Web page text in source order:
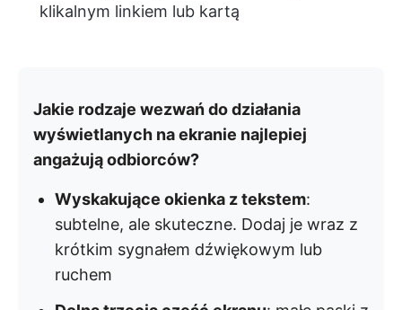
klikalnym linkiem lub kartą
Jakie rodzaje wezwań do działania
wyświetlanych na ekranie najlepiej
angażują odbiorców?
Wyskakujące okienka z tekstem:
subtelne, ale skuteczne. Dodaj je wraz z
krótkim sygnałem dźwiękowym lub
ruchem